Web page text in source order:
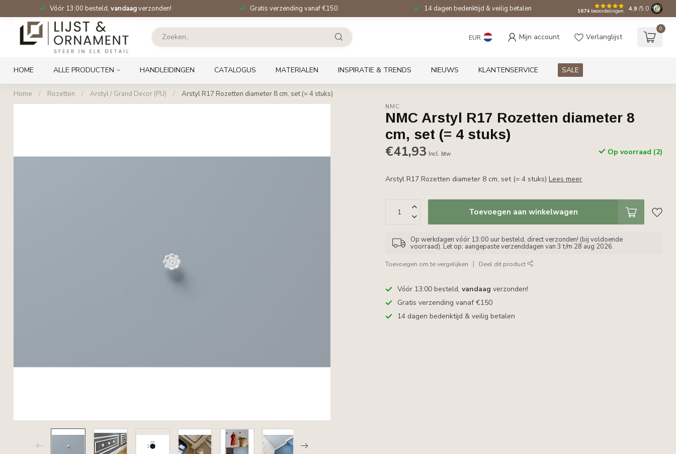
Vóór 13:00 besteld, vandaagverzonden! Gratis verzending vanaf €150 14 dagen bedenktijd & veilig betalen 1674beoordelingen 4.9 /5.0
EUR Mijn account Verlanglijst
0
HOME ALLE PRODUCTEN HANDLEIDINGEN CATALOGUS MATERIALEN INSPIRATIE & TRENDS NIEUWS KLANTENSERVICE SALE
Home / Rozetten / Arstyl / Grand Decor (PU) / Arstyl R17 Rozetten diameter 8 cm, set (= 4 stuks)
NMC
NMC Arstyl R17 Rozetten diameter 8
cm, set (= 4 stuks)
€41,93 Incl. btw Op voorraad (2)
Arstyl R17 Rozetten diameter 8 cm, set (= 4 stuks)Lees meer.
Toevoegen aan winkelwagen
Op werkdagen vóór 13:00 uur besteld, direct verzonden! (bij voldoende
voorraad). Let op: aangepaste verzenddagen van 3 t/m 28 aug 2026.
Toevoegen om te vergelijken Deel dit product
Vóór 13:00 besteld,vandaag verzonden!
Gratis verzending vanaf €150
14 dagen bedenktijd & veilig betalen